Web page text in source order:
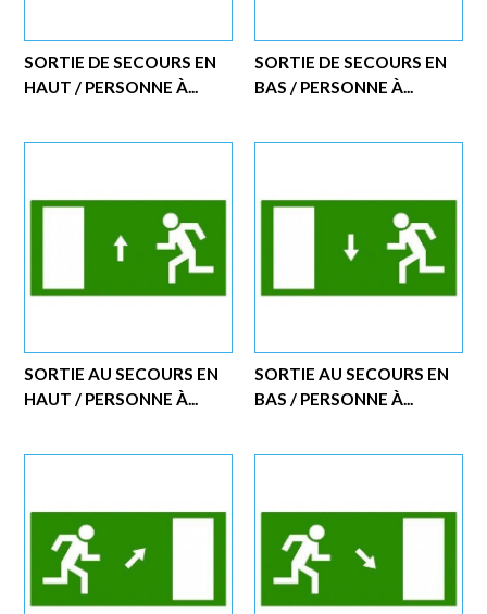
SORTIE DE SECOURS EN
BAS / PERSONNE À...
SORTIE DE SECOURS EN
HAUT / PERSONNE À...
SORTIE AU SECOURS EN
BAS / PERSONNE À...
SORTIE AU SECOURS EN
HAUT / PERSONNE À...